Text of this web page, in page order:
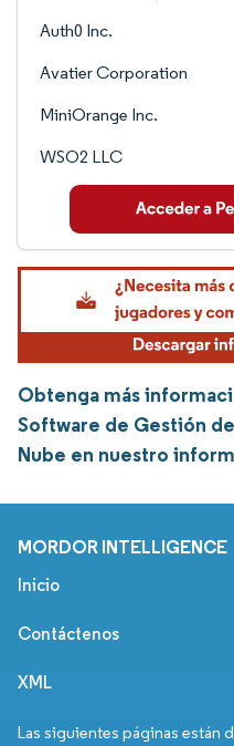
Auth0 Inc.
Avatier Corporation
MiniOrange Inc.
WSO2 LLC
Obtenga más
Software de Gestión
Nube en nuestro
MORDOR INTELLIGENCE
Inicio
Contáctenos
XML
Las siguientes páginas están